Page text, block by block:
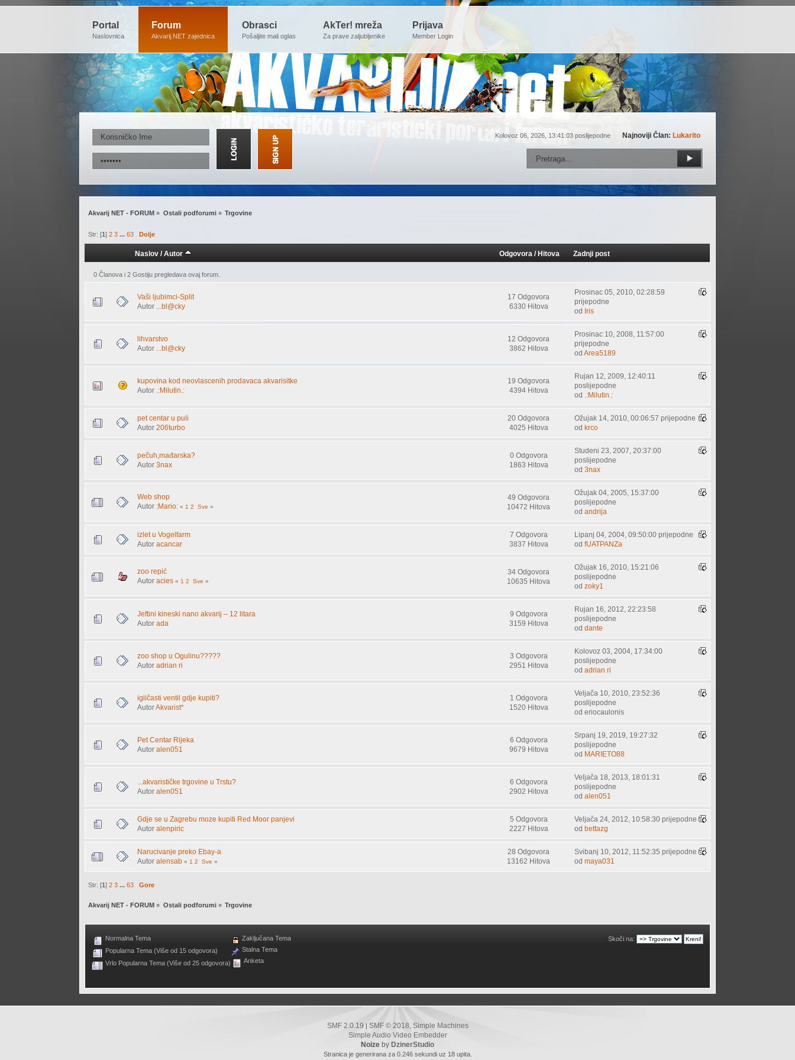
Portal
Naslovnica
Forum
Akvarij.NET zajednica
Obrasci
Pošaljite mali oglas
AkTer! mreža
Za prave zaljubljenike
Prijava
Member Login
Kolovoz 06, 2026, 13:41:03 poslijepodne Najnoviji Član: Lukarito
Akvarij NET - FORUM » Ostali podforumi» Trgovine
Str: [1] 2 3 ... 63 Dolje
Naslov /Autor Odgovora/Hitova Zadnji post
0 Članova i 2 Gostiju pregledava ovaj forum.
Vaši ljubimci-Split
Autor ...bl@cky
17 Odgovora
6330 Hitova
Prosinac 05, 2010, 02:28:59
prijepodne
od Iris
lihvarstvo
Autor ...bl@cky
12 Odgovora
3862 Hitova
Prosinac 10, 2008, 11:57:00
prijepodne
odArea5189
kupovina kod neovlascenih prodavaca akvarisitke
Autor .:Milutin.:
19 Odgovora
4394 Hitova
Rujan 12, 2009, 12:40:11
poslijepodne
od .:Milutin.:
pet centar u puli
Autor206turbo
20 Odgovora
4025 Hitova
Ožujak 14, 2010, 00:06:57 prijepodne
odkrco
pečuh,mađarska?
Autor3nax
0 Odgovora
1863 Hitova
Studeni 23, 2007, 20:37:00
poslijepodne
od3nax
Web shop
Autor :Mario: « 1 2 Sve »
49 Odgovora
10472 Hitova
Ožujak 04, 2005, 15:37:00
poslijepodne
odandrija
izlet u Vogelfarm
Autoracancar
7 Odgovora
3837 Hitova
Lipanj 04, 2004, 09:50:00 prijepodne
odfUATPANZa
zoo repić
Autoracies « 1 2 Sve »
34 Odgovora
10635 Hitova
Ožujak 16, 2010, 15:21:06
poslijepodne
odzoky1
Jeftini kineski nano akvarij – 12 litara
Autorada
9 Odgovora
3159 Hitova
Rujan 16, 2012, 22:23:58
poslijepodne
oddante
zoo shop u Ogulinu?????
Autoradrian ri
3 Odgovora
2951 Hitova
Kolovoz 03, 2004, 17:34:00
poslijepodne
odadrian ri
igličasti ventil gdje kupiti?
AutorAkvarist*
1 Odgovora
1520 Hitova
Veljača 10, 2010, 23:52:36
poslijepodne
od eriocaulonis
Pet Centar Rijeka
Autoralen051
6 Odgovora
9679 Hitova
Srpanj 19, 2019, 19:27:32
poslijepodne
od MARIETO88
...akvarističke trgovine u Trstu?
Autoralen051
6 Odgovora
2902 Hitova
Veljača 18, 2013, 18:01:31
poslijepodne
odalen051
Gdje se u Zagrebu moze kupiti Red Moor panjevi
Autoralenpiric
5 Odgovora
2227 Hitova
Veljača 24, 2012, 10:58:30 prijepodne
odbettazg
Narucivanje preko Ebay-a
Autoralensab « 1 2 Sve »
28 Odgovora
13162 Hitova
Svibanj 10, 2012, 11:52:35 prijepodne
odmaya031
Str: [1] 2 3 ... 63 Gore
Akvarij NET - FORUM » Ostali podforumi» Trgovine
Skoči na:
Normalna Tema
Popularna Tema (Više od 15 odgovora)
Vrlo Popularna Tema (Više od 25 odgovora)
Zaključana Tema
Stalna Tema
Anketa
SMF 2.0.19 | SMF © 2018 Simple Machines
Simple Audio Video Embedder
Noize by DzinerStudio
Stranica je generirana za 0.246 sekundi uz 18 upita.